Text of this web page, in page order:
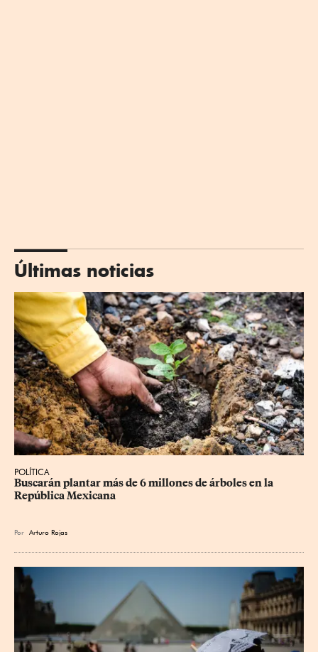
Últimas noticias
POLÍTICA
Buscarán plantar más de 6 millones de árboles en la
República Mexicana
Por Arturo Rojas